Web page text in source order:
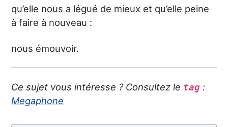
qu’elle nous a légué de mieux et qu’elle peine
à faire à nouveau :
nous émouvoir.
Ce sujet vous intéresse ? Consultez le tag :
Megaphone